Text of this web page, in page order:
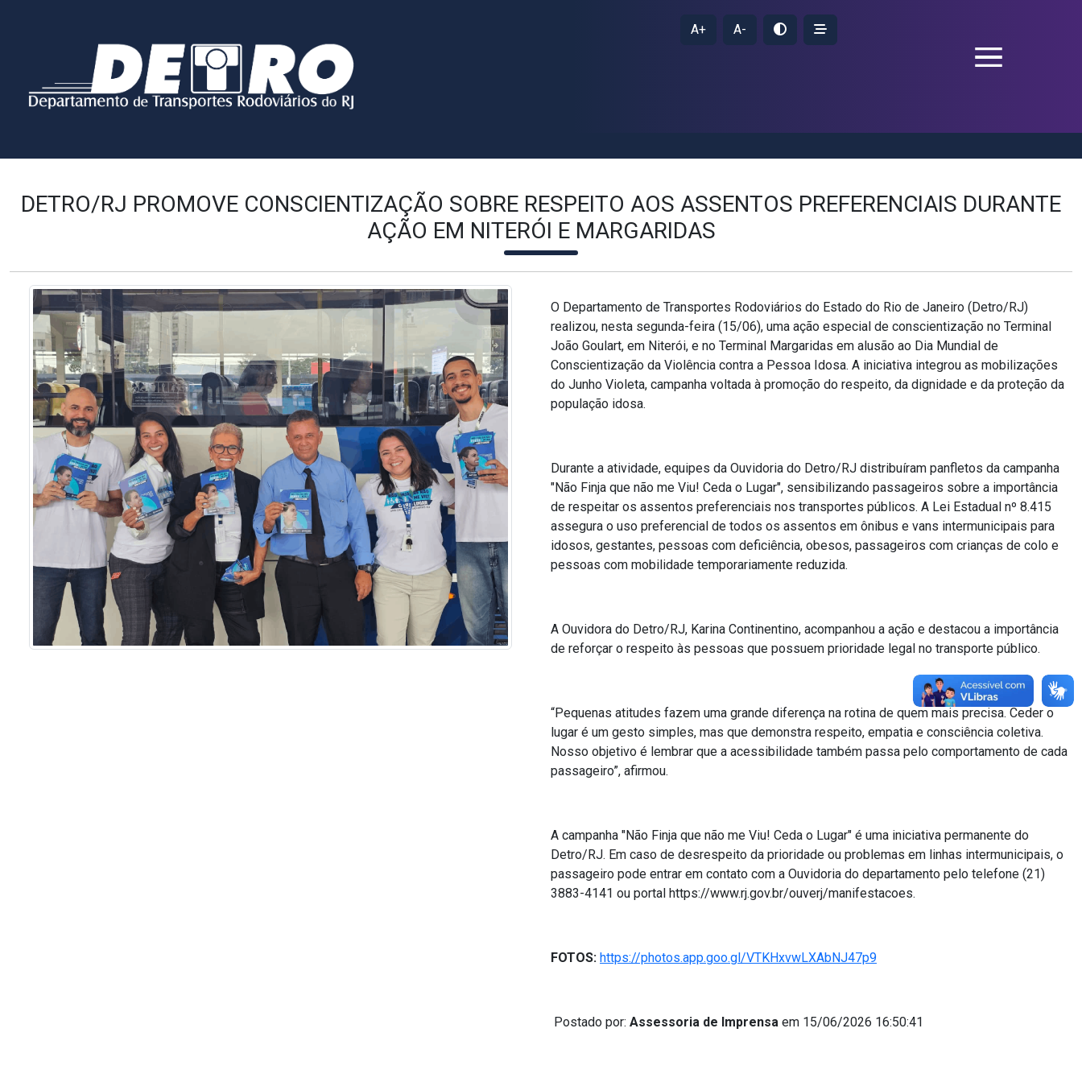
A+ A-
DETRO/RJ PROMOVE CONSCIENTIZAÇÃO SOBRE RESPEITO AOS ASSENTOS PREFERENCIAIS DURANTE
AÇÃO EM NITERÓI E MARGARIDAS
O Departamento de Transportes Rodoviários do Estado do Rio de Janeiro (Detro/RJ)
realizou, nesta segunda-feira (15/06), uma ação especial de conscientização no Terminal
João Goulart, em Niterói, e no Terminal Margaridas em alusão ao Dia Mundial de
Conscientização da Violência contra a Pessoa Idosa. A iniciativa integrou as mobilizações
do Junho Violeta, campanha voltada à promoção do respeito, da dignidade e da proteção da
população idosa.
Durante a atividade, equipes da Ouvidoria do Detro/RJ distribuíram panfletos da campanha
"Não Finja que não me Viu! Ceda o Lugar", sensibilizando passageiros sobre a importância
de respeitar os assentos preferenciais nos transportes públicos. A Lei Estadual nº 8.415
assegura o uso preferencial de todos os assentos em ônibus e vans intermunicipais para
idosos, gestantes, pessoas com deficiência, obesos, passageiros com crianças de colo e
pessoas com mobilidade temporariamente reduzida.
A Ouvidora do Detro/RJ, Karina Continentino, acompanhou a ação e destacou a importância
de reforçar o respeito às pessoas que possuem prioridade legal no transporte público.
“Pequenas atitudes fazem uma grande diferença na rotina de quem mais precisa. Ceder o
lugar é um gesto simples, mas que demonstra respeito, empatia e consciência coletiva.
Nosso objetivo é lembrar que a acessibilidade também passa pelo comportamento de cada
passageiro”, afirmou.
A campanha "Não Finja que não me Viu! Ceda o Lugar" é uma iniciativa permanente do
Detro/RJ. Em caso de desrespeito da prioridade ou problemas em linhas intermunicipais, o
passageiro pode entrar em contato com a Ouvidoria do departamento pelo telefone (21)
3883-4141 ou portal https://www.rj.gov.br/ouverj/manifestacoes.
FOTOS: https://photos.app.goo.gl/VTKHxvwLXAbNJ47p9
Postado por: Assessoria de Imprensa em 15/06/2026 16:50:41